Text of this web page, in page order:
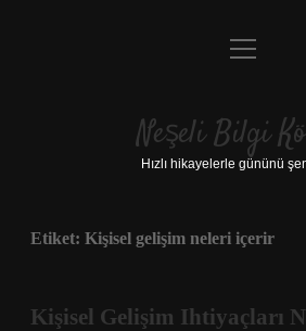
Anasayfa
Yasal Uyarı
menüyü
Neşeli Bilgi
Hızlı hikayelerle gününü
Etiket: Kişisel gelişim neleri içerir
Kişisel Gelişim Ihtiyaçları